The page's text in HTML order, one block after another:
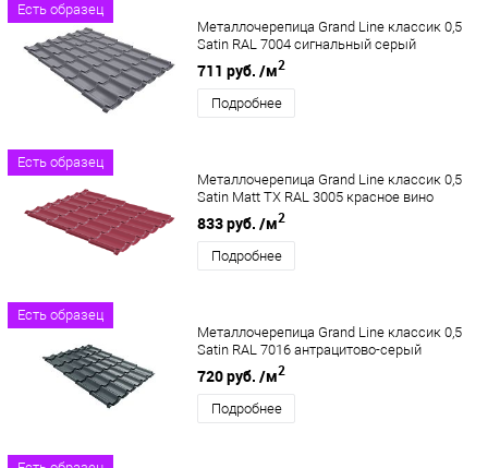
Есть образец
Металлочерепица Grand Line классик 0,5
Satin RAL 7004 сигнальный серый
711 руб. /м2
Подробнее
Есть образец
Металлочерепица Grand Line классик 0,5
Satin Matt TX RAL 3005 красное вино
833 руб. /м2
Подробнее
Есть образец
Металлочерепица Grand Line классик 0,5
Satin RAL 7016 антрацитово-серый
720 руб. /м2
Подробнее